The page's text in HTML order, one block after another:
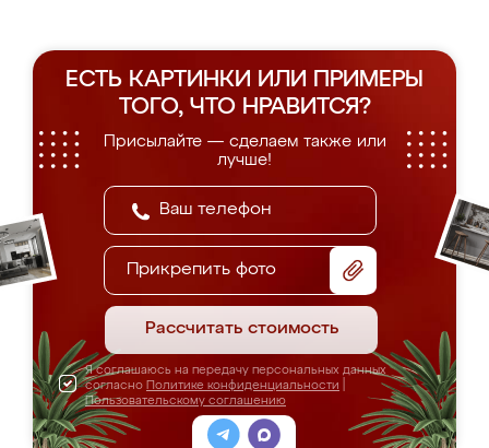
ЕСТЬ КАРТИНКИ ИЛИ ПРИМЕРЫ
ТОГО, ЧТО НРАВИТСЯ?
Присылайте — сделаем также или
лучше!
Прикрепить фото
Рассчитать стоимость
Я соглашаюсь на передачу персональных данных
согласно Политике конфиденциальности
Пользовательскому соглашению